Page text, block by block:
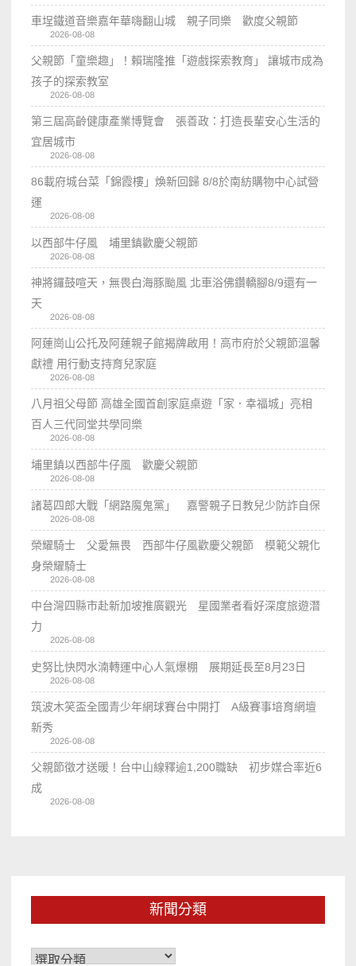
車埕鐵道音樂嘉年華嗨翻山城 親子同樂 歡度父親節
2026-08-08
父親節「童樂趣」！賴瑞隆推「遊戲探索教育」 讓城市成為
孩子的探索教室
2026-08-08
第三屆高齡健康產業博覽會 張善政：打造長輩安心生活的
宜居城市
2026-08-08
86載府城台菜「錦霞樓」煥新回歸 8/8於南紡購物中心試營
運
2026-08-08
以西部牛仔風 埔里鎮歡慶父親節
2026-08-08
神將鑼鼓喧天，無畏白海豚颱風 北車浴佛鑽轎腳8/9還有一
天
2026-08-08
阿蓮崗山公托及阿蓮親子館揭牌啟用！高市府於父親節溫馨
獻禮 用行動支持育兒家庭
2026-08-08
八月祖父母節 高雄全國首創家庭桌遊「家．幸福城」亮相
百人三代同堂共學同樂
2026-08-08
埔里鎮以西部牛仔風 歡慶父親節
2026-08-08
諸葛四郎大戰「網路魔鬼黨」 嘉警親子日教兒少防詐自保
2026-08-08
榮耀騎士 父愛無畏 西部牛仔風歡慶父親節 模範父親化
身榮耀騎士
2026-08-08
中台灣四縣市赴新加坡推廣觀光 星國業者看好深度旅遊潛
力
2026-08-08
史努比快閃水湳轉運中心人氣爆棚 展期延長至8月23日
2026-08-08
筑波木笑盃全國青少年網球賽台中開打 A級賽事培育網壇
新秀
2026-08-08
父親節徵才送暖！台中山線釋逾1,200職缺 初步媒合率近6
成
2026-08-08
新聞分類
新